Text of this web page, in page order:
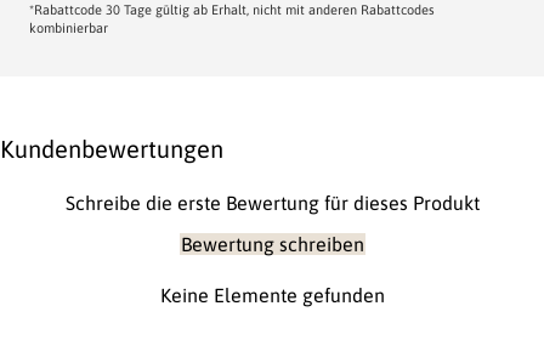
*Rabattcode 30 Tage gültig ab Erhalt, nicht mit anderen Rabattcodes
kombinierbar
Kundenbewertungen
Schreibe die erste Bewertung für dieses Produkt
Bewertung schreiben
Keine Elemente gefunden